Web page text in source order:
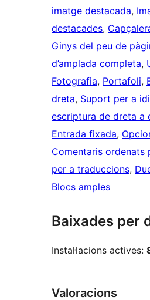
imatge destacada,
destacades,
Ginys del peu de
d’amplada completa,
Fotografia, Portafoli,
dreta, Suport per a
escriptura de dreta a
Entrada fixada,
Comentaris ordenats
per a traduccions,
Blocs amples
Baixades per
Instal·lacions actives:
Valoracions